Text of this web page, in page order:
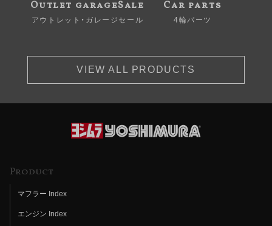
Outlet garageSale
アウトレット・ガレージセール
Car parts
4輪パーツ
VIEW ALL PRODUCTS
Product
マフラー Index
エンジン Index